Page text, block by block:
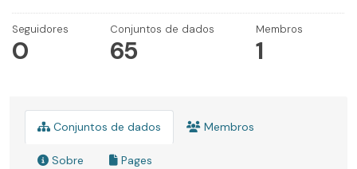
Seguidores
0
Conjuntos de dados
65
Membros
1
Conjuntos de dados Membros
Sobre Pages